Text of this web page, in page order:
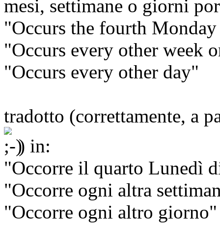
mesi, settimane o giorni
"Occurs the fourth
"Occurs every other week
"Occurs every other day"
tradotto (correttamente, a
) in:
"Occorre il quarto Lunedì
"Occorre ogni altra
"Occorre ogni altro giorno"